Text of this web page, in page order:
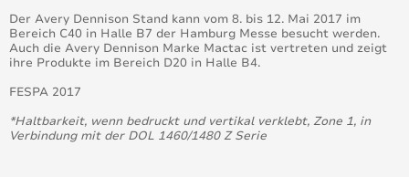
Der Avery Dennison Stand kann vom 8. bis 12. Mai 2017 im
Bereich C40 in Halle B7 der Hamburg Messe besucht werden.
Auch die Avery Dennison Marke Mactac ist vertreten und zeigt
ihre Produkte im Bereich D20 in Halle B4.
FESPA 2017
*Haltbarkeit, wenn bedruckt und vertikal verklebt, Zone 1, in
Verbindung mit der DOL 1460/1480 Z Serie
Folien bis zu 10 % schneller verklebt werden
Avery Dennison bei der FESPA Digital 2016: Neue
praktische Wrapping-Produkte
Avery Dennison® ernennt Hassan Rmaile zum Global
Vice President für F&E